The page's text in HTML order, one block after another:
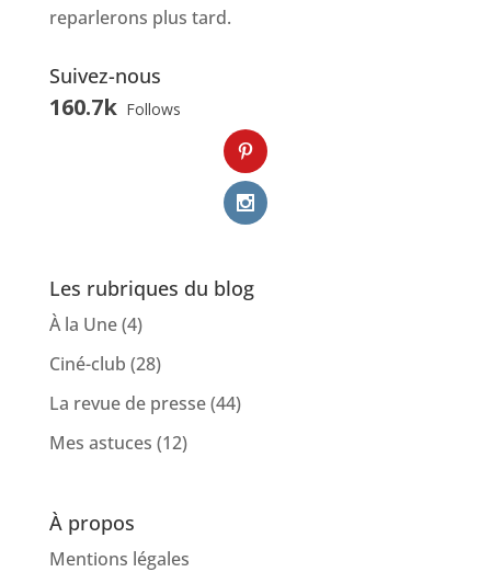
reparlerons plus tard.
Suivez-nous
160.7k Follows
Les rubriques du blog
À la Une(4)
Ciné-club (28)
La revue de presse(44)
Mes astuces (12)
À propos
Mentions légales